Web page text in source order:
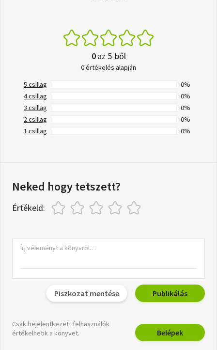
0az 5-ből
0 értékelés alapján
5 csillag
0%
4 csillag
0%
3 csillag
0%
2 csillag
0%
1 csillag
0%
Neked hogy tetszett?
Értékeld:
Piszkozat mentése Publikálás
Csak bejelentkezett felhasználók
értékelhetik a könyvet.
Belépek